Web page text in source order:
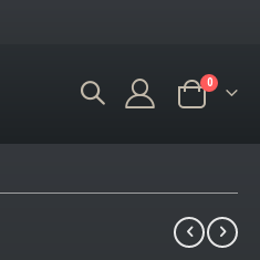
Koszyk
0produkty/